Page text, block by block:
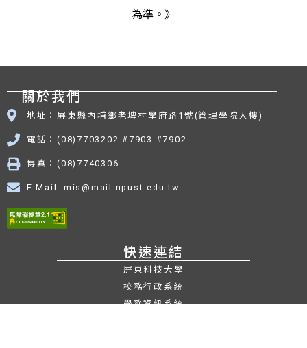
為準。》
::: 關於我們
地址：屏東縣內埔鄉老埤村學府路1號(管理學院大樓)
電話：(08)7703202 #7903 #7902
傳真：(08)7740306
E-Mail: mis@mail.npust.edu.tw
快速連結
屏東科技大學
校務行政系統
學務資訊系統